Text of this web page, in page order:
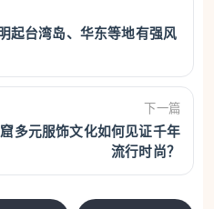
起台湾岛、华东等地有强风
下一篇
多元服饰文化如何见证千年
流行时尚？